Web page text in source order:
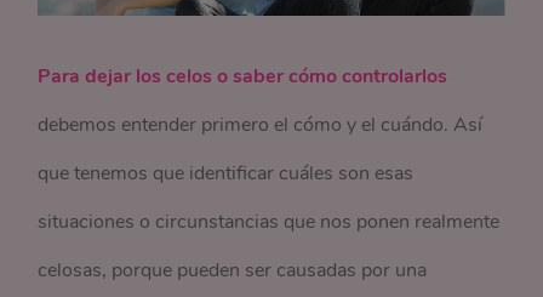
Para dejar los celos o saber cómo controlarlos
debemos entender primero el cómo y el cuándo. Así
que tenemos que identificar cuáles son esas
situaciones o circunstancias que nos ponen realmente
celosas, porque pueden ser causadas por una